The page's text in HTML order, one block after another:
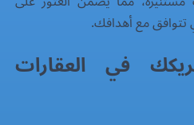
تتوافق مع أهدافك.
في العقارات